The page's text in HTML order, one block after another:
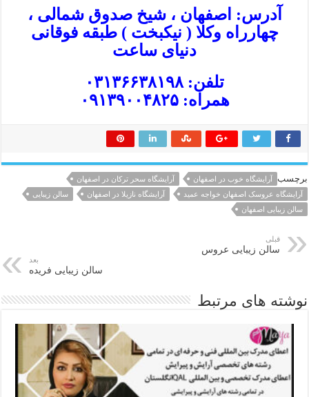
آدرس: اصفهان ، شیخ صدوق شمالی ،
چهارراه وکلا ( نیکبخت ) طبقه فوقانی
دنیای ساعت
تلفن: ۰۳۱۳۶۶۳۸۱۹۸
همراه: ۰۹۱۳۹۰۰۴۸۲۵
برچسب آرایشگاه خوب در اصفهان
آرایشگاه سحر ترکان در اصفهان
آرایشگاه عروسک اصفهان خواجه عمید
آرایشگاه نازیلا در اصفهان
سالن زیبایی
سالن زیبایی اصفهان
قبلی
سالن زیبایی عروس
بعد
سالن زیبایی فریده
نوشته های مرتبط